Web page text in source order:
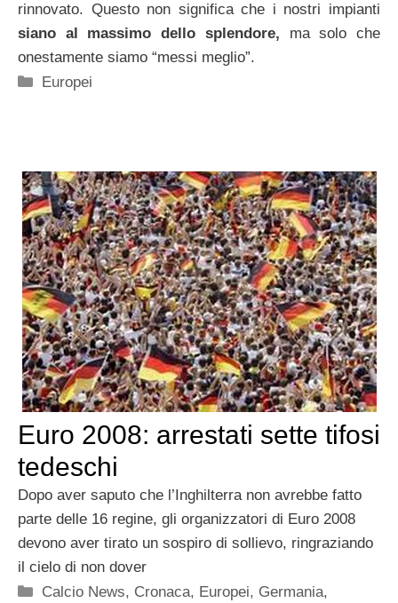
rinnovato. Questo non significa che i nostri impianti
siano al massimo dello splendore, ma solo che
onestamente siamo “messi meglio”.
Categorie
Europei
Euro 2008: arrestati sette tifosi
tedeschi
Dopo aver saputo che l’Inghilterra non avrebbe fatto
parte delle 16 regine, gli organizzatori di Euro 2008
devono aver tirato un sospiro di sollievo, ringraziando
il cielo di non dover
Categorie
Calcio News, Cronaca, Europei, Germania,